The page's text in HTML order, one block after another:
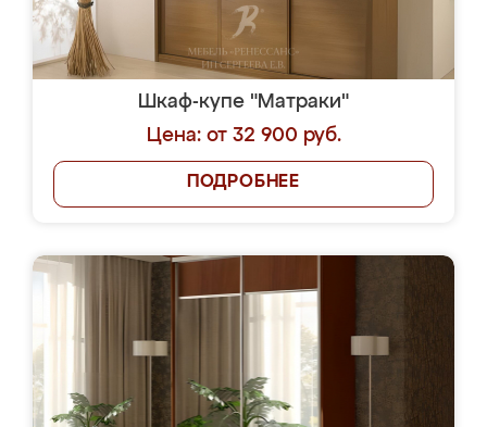
Шкаф-купе "Матраки"
Цена: от 32 900 руб.
ПОДРОБНЕЕ